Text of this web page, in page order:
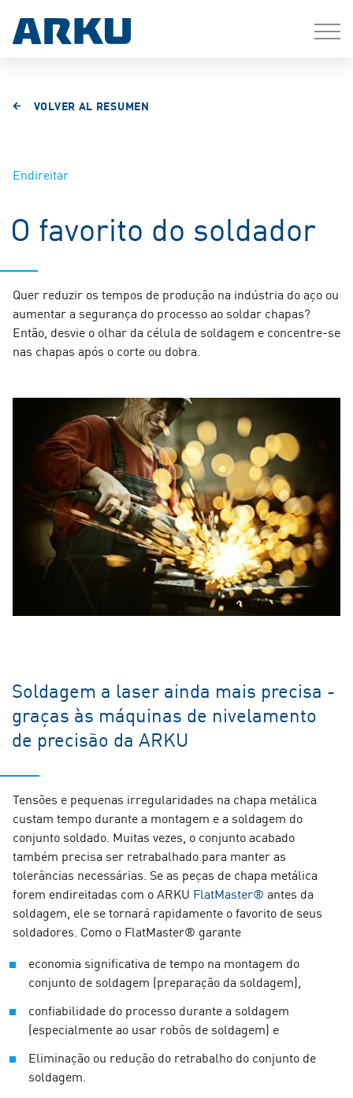
VOLVER AL RESUMEN
Endireitar
O favorito do soldador
Quer reduzir os tempos de produção na indústria do aço ou
aumentar a segurança do processo ao soldar chapas?
Então, desvie o olhar da célula de soldagem e concentre-se
nas chapas após o corte ou dobra.
Soldagem a laser ainda mais precisa -
graças às máquinas de nivelamento
de precisão da ARKU
Tensões e pequenas irregularidades na chapa metálica
custam tempo durante a montagem e a soldagem do
conjunto soldado. Muitas vezes, o conjunto acabado
também precisa ser retrabalhado para manter as
tolerâncias necessárias. Se as peças de chapa metálica
forem endireitadas com o ARKU FlatMaster® antes da
soldagem, ele se tornará rapidamente o favorito de seus
soldadores. Como o FlatMaster® garante
economia significativa de tempo na montagem do
conjunto de soldagem (preparação da soldagem),
confiabilidade do processo durante a soldagem
(especialmente ao usar robôs de soldagem) e
Eliminação ou redução do retrabalho do conjunto de
soldagem.